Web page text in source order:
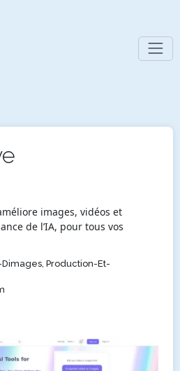
images, vidéos et
de l’IA, pour tous vos
Production-Et-